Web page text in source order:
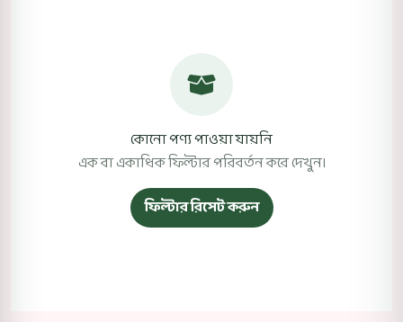
কোনো পণ্য পাওয়া যায়নি
এক বা একাধিক ফিল্টার পরিবর্তন করে দেখুন।
ফিল্টার রিসেট করুন